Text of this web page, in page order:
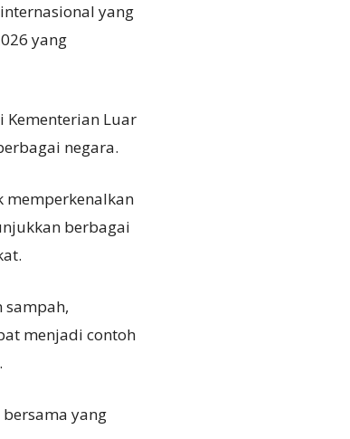
yang
yang
Luar
negara.
memperkenalkan
berbagai
menjadi contoh
yang